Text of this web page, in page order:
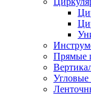
Прямые